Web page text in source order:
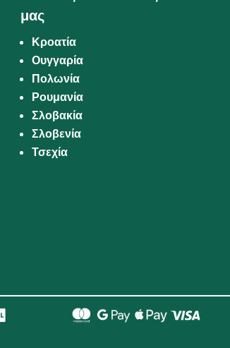
μας
Κροατία
Ουγγαρία
Πολωνία
Ρουμανία
Σλοβακία
Σλοβενία
Τσεχία